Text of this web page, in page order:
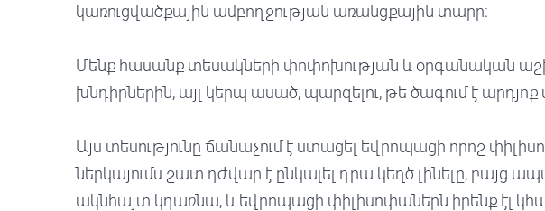
կառուցվածքային ամբողջության առանցքային տարր։
Մենք հասանք տեսակների փոփոխության և օրգանական
խնդիրներին, այլ կերպ ասած, պարզելու, թե ծագում է
Այս տեսությունը ճանաչում է ստացել եվրոպացի որոշ
ներկայումս շատ դժվար է ընկալել դրա կեղծ լինելը, բայց
ակնհայտ կդառնա, և եվրոպացի փիլիսոփաներն իրենք էլ